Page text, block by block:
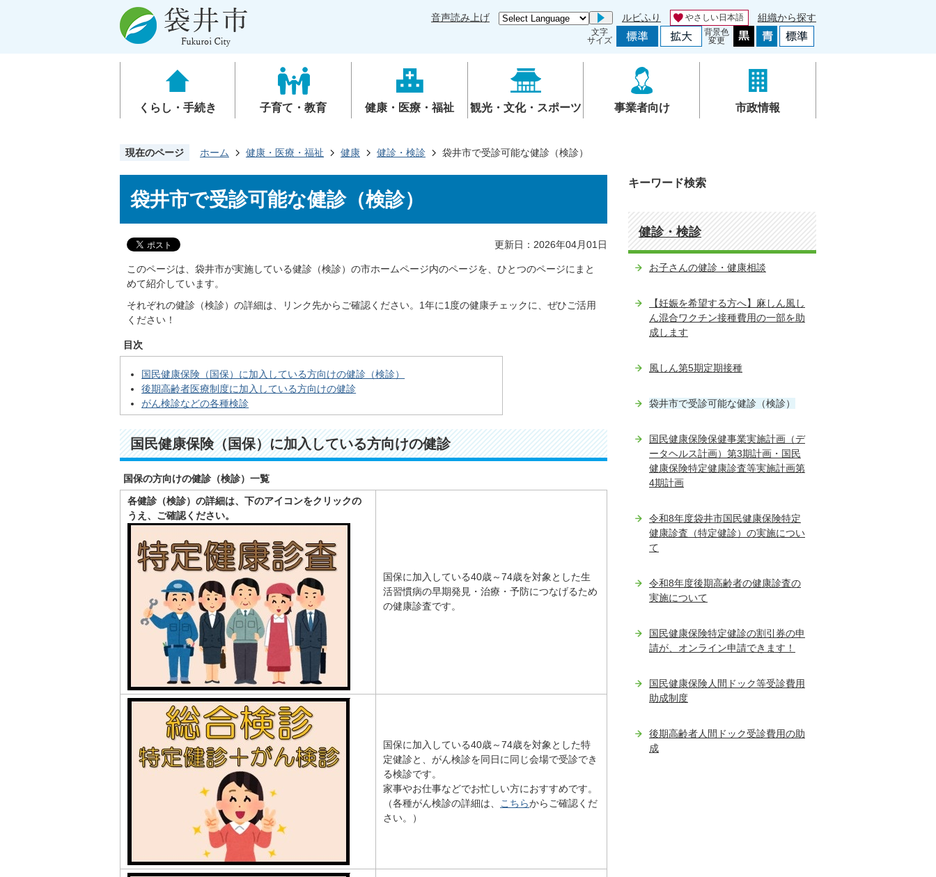
音声読み上げ Go ルビふり やさしい日本語 組織から探す
文字
サイズ
背景色
変更
くらし・手続き 子育て・教育 健康・医療・福祉 観光・文化・スポーツ 事業者向け 市政情報
現在のページ ホーム 健康・医療・福祉 健康 健診・検診 袋井市で受診可能な健診（検診）
袋井市で受診可能な健診（検診）
更新日：2026年04月01日
このページは、袋井市が実施している健診（検診）の市ホームページ内のページを、ひとつのページにまと
めて紹介しています。
それぞれの健診（検診）の詳細は、リンク先からご確認ください。1年に1度の健康チェックに、ぜひご活用
ください！
目次
国民健康保険（国保）に加入している方向けの健診（検診）
後期高齢者医療制度に加入している方向けの健診
がん検診などの各種検診
国民健康保険（国保）に加入している方向けの健診
国保の方向けの健診（検診）一覧
各健診（検診）の詳細は、下のアイコンをクリックの
うえ、ご確認ください。
国保に加入している40歳～74歳を対象とした生
活習慣病の早期発見・治療・予防につなげるため
の健康診査です。
国保に加入している40歳～74歳を対象とした特
定健診と、がん検診を同日に同じ会場で受診でき
る検診です。
家事やお仕事などでお忙しい方におすすめです。
（各種がん検診の詳細は、
こちらからご確認くだ
さい。）
キーワード検索
健診・検診
お子さんの健診・健康相談
【妊娠を希望する方へ】麻しん風し
ん混合ワクチン接種費用の一部を助
成します
風しん第5期定期接種
袋井市で受診可能な健診（検診）
国民健康保険保健事業実施計画（デ
ータヘルス計画）第3期計画・国民
健康保険特定健康診査等実施計画第
4期計画
令和8年度袋井市国民健康保険特定
健康診査（特定健診）の実施につい
て
令和8年度後期高齢者の健康診査の
実施について
国民健康保険特定健診の割引券の申
請が、オンライン申請できます！
国民健康保険人間ドック等受診費用
助成制度
後期高齢者人間ドック受診費用の助
成